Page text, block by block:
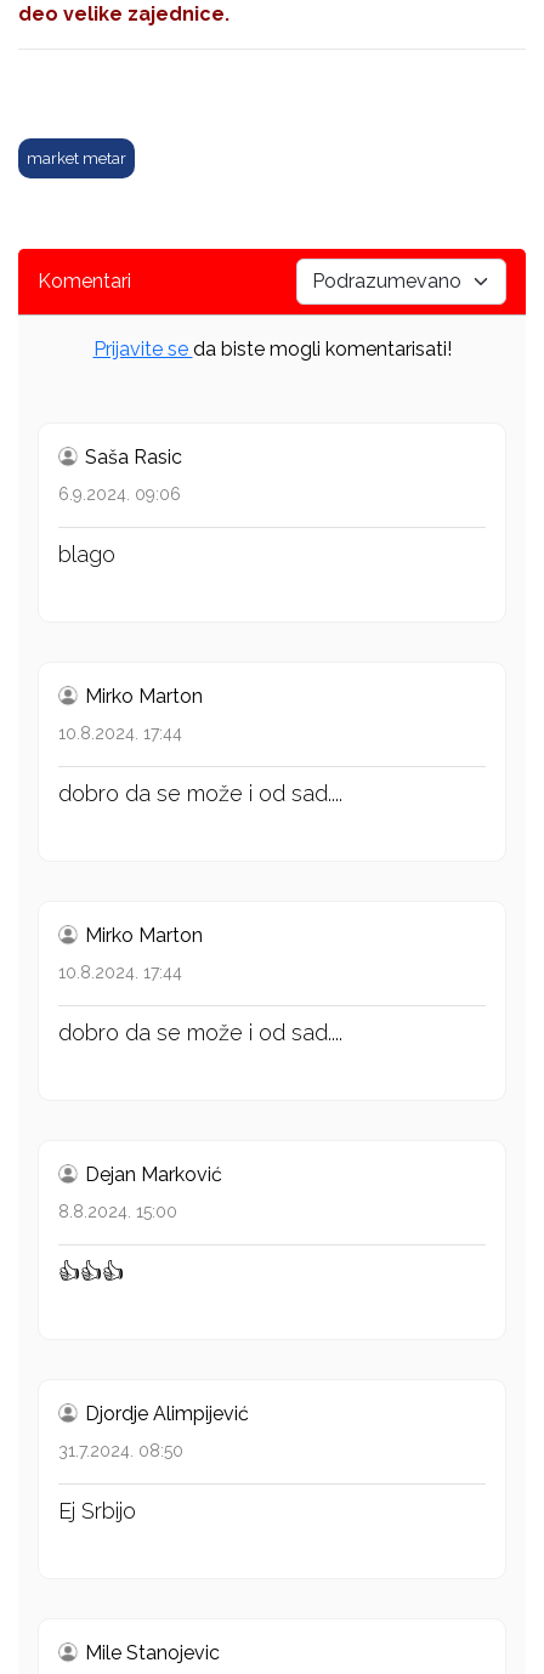
deo velike zajednice.
market metar
Komentari
Prijavite se da biste mogli komentarisati!
Saša Rasic
6.9.2024. 09:06
blago
Mirko Marton
10.8.2024. 17:44
dobro da se može i od sad....
Mirko Marton
10.8.2024. 17:44
dobro da se može i od sad....
Dejan Marković
8.8.2024. 15:00
👍👍👍
Djordje Alimpijević
31.7.2024. 08:50
Ej Srbijo
Mile Stanojevic